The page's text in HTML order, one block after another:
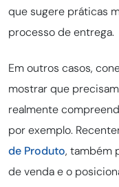
que sugere práticas
processo de entrega.
Em outros casos,
mostrar que
realmente
por exemplo.
de Produto, também
de venda e o